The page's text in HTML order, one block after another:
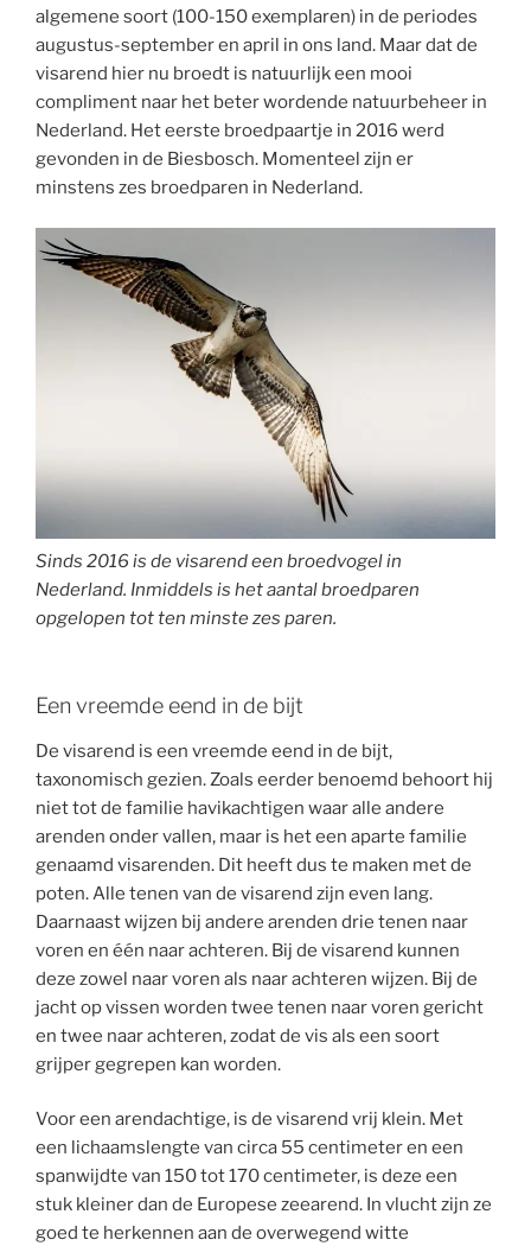
algemene soort (100-150 exemplaren) in de periodes
augustus-september en april in ons land. Maar dat de
visarend hier nu broedt is natuurlijk een mooi
compliment naar het beter wordende natuurbeheer in
Nederland. Het eerste broedpaartje in 2016 werd
gevonden in de Biesbosch. Momenteel zijn er
minstens zes broedparen in Nederland.
Sinds 2016 is de visarend een broedvogel in
Nederland. Inmiddels is het aantal broedparen
opgelopen tot ten minste zes paren.
Een vreemde eend in de bijt
De visarend is een vreemde eend in de bijt,
taxonomisch gezien. Zoals eerder benoemd behoort hij
niet tot de familie havikachtigen waar alle andere
arenden onder vallen, maar is het een aparte familie
genaamd visarenden. Dit heeft dus te maken met de
poten. Alle tenen van de visarend zijn even lang.
Daarnaast wijzen bij andere arenden drie tenen naar
voren en één naar achteren. Bij de visarend kunnen
deze zowel naar voren als naar achteren wijzen. Bij de
jacht op vissen worden twee tenen naar voren gericht
en twee naar achteren, zodat de vis als een soort
grijper gegrepen kan worden.
Voor een arendachtige, is de visarend vrij klein. Met
een lichaamslengte van circa 55 centimeter en een
spanwijdte van 150 tot 170 centimeter, is deze een
stuk kleiner dan de Europese zeearend. In vlucht zijn ze
goed te herkennen aan de overwegend witte